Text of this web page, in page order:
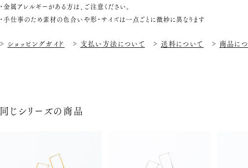
・金属アレルギーがある方は、ご注意ください。
・手仕事のため素材の色合いや形・サイズは一点ごとに微妙に異なります
ショッピングガイド 支払い方法について 送料について 商品に
同じシリーズの商品